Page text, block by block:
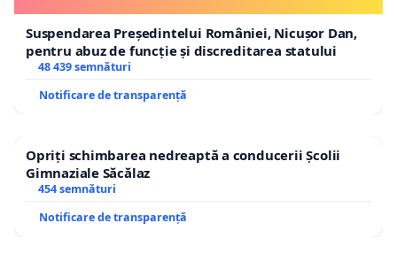
Suspendarea Președintelui României, Nicușor Dan,
pentru abuz de funcție și discreditarea statului
48 439 semnături
Notificare de transparență
Opriți schimbarea nedreaptă a conducerii Școlii
Gimnaziale Săcălaz
454 semnături
Notificare de transparență